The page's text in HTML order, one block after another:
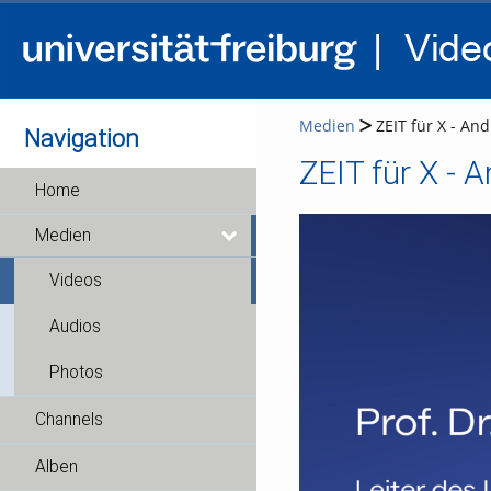
Navigation
Home
Medien
Videos
Audios
Photos
Channels
Alben
Medien ZEIT für X -
ZEIT für X -